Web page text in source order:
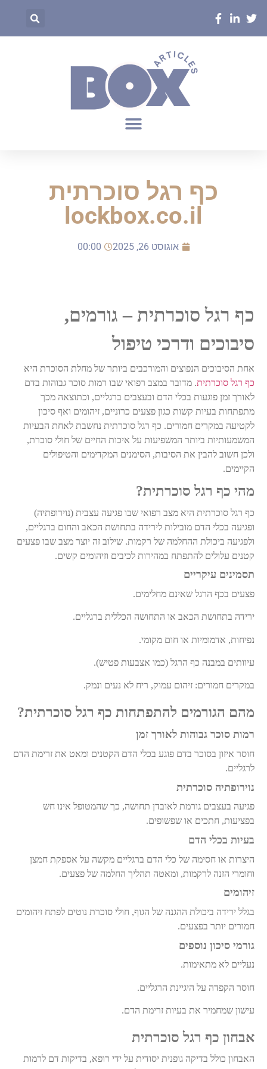
כף רגל סוכרתית
lockbox.co.il
אוגוסט 26, 2025 00:00
כף רגל סוכרתית – גורמים,
סיבוכים ודרכי טיפול
אחת הסיבוכים הנפוצים והמורכבים ביותר של מחלת הסוכרת היא
כף רגל סוכרתית. מדובר במצב רפואי שבו רמות סוכר גבוהות בדם
לאורך זמן פוגעות בכלי הדם ובעצבים ברגליים, וכתוצאה מכך
מתפתחות בעיות קשות כגון פצעים כרוניים, זיהומים ואף סיכון
לקטיעה במקרים חמורים. כף רגל סוכרתית נחשבת לאחת הבעיות
המשמעותיות ביותר המשפיעות על איכות החיים של חולי סוכרת,
ולכן חשוב להבין את הסיבות, הסימנים המקדימים והטיפולים
הקיימים.
מהי כף רגל סוכרתית?
כף רגל סוכרתית היא מצב רפואי שבו פגיעה עצבית (נוירופתיה)
ופגיעה בכלי הדם מובילות לירידה בתחושת הכאב והחום ברגליים,
ולפגיעה ביכולת ההחלמה של רקמות. שילוב זה יוצר מצב שבו פצעים
קטנים עלולים להתפתח במהירות לכיבים וזיהומים קשים.
תסמינים עיקריים
פצעים בכף הרגל שאינם מחלימים.
ירידה בתחושת הכאב או התחושה הכללית ברגליים.
נפיחות, אדמומיות או חום מקומי.
עיוותים במבנה כף הרגל (כמו אצבעות פטיש).
במקרים חמורים: זיהום עמוק, ריח לא נעים ונמק.
מהם הגורמים להתפתחות כף רגל סוכרתית?
רמות סוכר גבוהות לאורך זמן
חוסר איזון בסוכר בדם פוגע בכלי הדם הקטנים ומאט את זרימת הדם
לרגליים.
נוירופתיה סוכרתית
פגיעה בעצבים גורמת לאובדן תחושה, כך שהמטופל אינו חש
בפציעות, חתכים או שפשופים.
בעיות בכלי הדם
היצרות או חסימה של כלי הדם ברגליים מקשה על אספקת חמצן
וחומרי הזנה לרקמות, ומאטה תהליך החלמה של פצעים.
זיהומים
בגלל ירידה ביכולת ההגנה של הגוף, חולי סוכרת נוטים לפתח זיהומים
חמורים יותר בפצעים.
גורמי סיכון נוספים
נעליים לא מתאימות.
חוסר הקפדה על היגיינת הרגליים.
עישון שמחמיר את בעיות זרימת הדם.
אבחון כף רגל סוכרתית
האבחון כולל בדיקה גופנית יסודית על ידי רופא, בדיקות דם לרמות